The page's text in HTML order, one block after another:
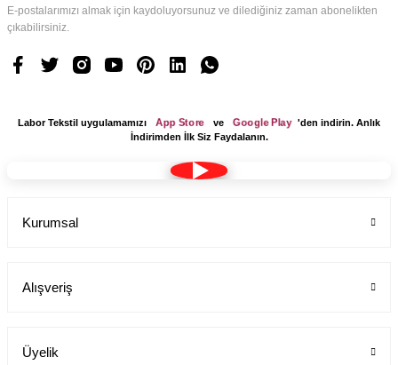
E-postalarımızı almak için kaydoluyorsunuz ve dilediğiniz zaman abonelikten
çıkabilirsiniz.
Labor Tekstil uygulamamızı App Store ve Google Play
'den indirin. Anlık
İndirimden İlk Siz Faydalanın.
Kurumsal
Alışveriş
Üyelik